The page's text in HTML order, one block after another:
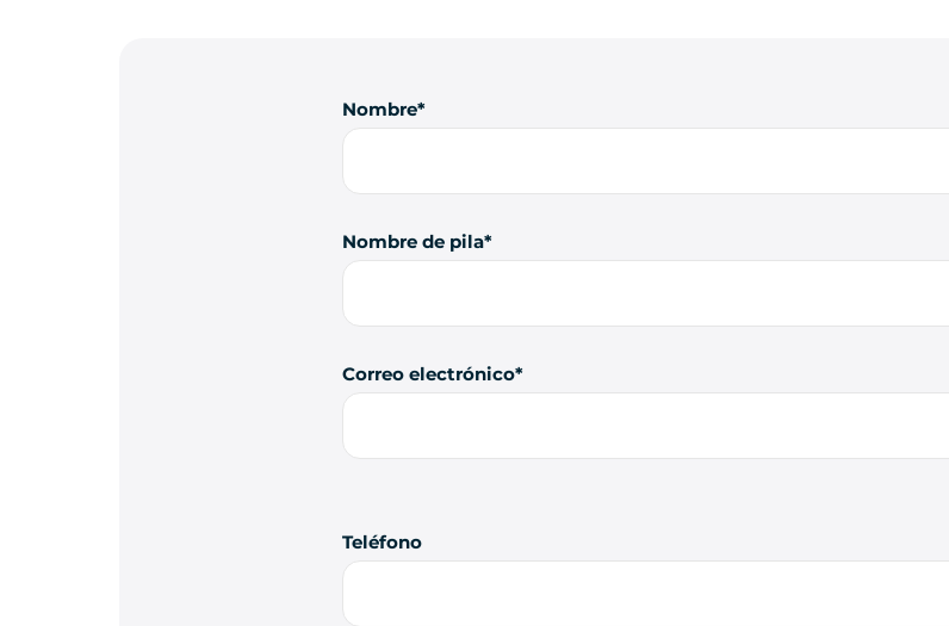
Nombre
Nombre de pila
Correo electrónico
Teléfono